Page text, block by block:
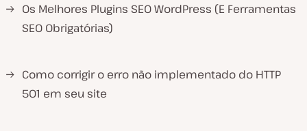
→ Os Melhores Plugins SEO WordPress (E Ferramentas
SEO Obrigatórias)
→ Como corrigir o erro não implementado do HTTP
501 em seu site